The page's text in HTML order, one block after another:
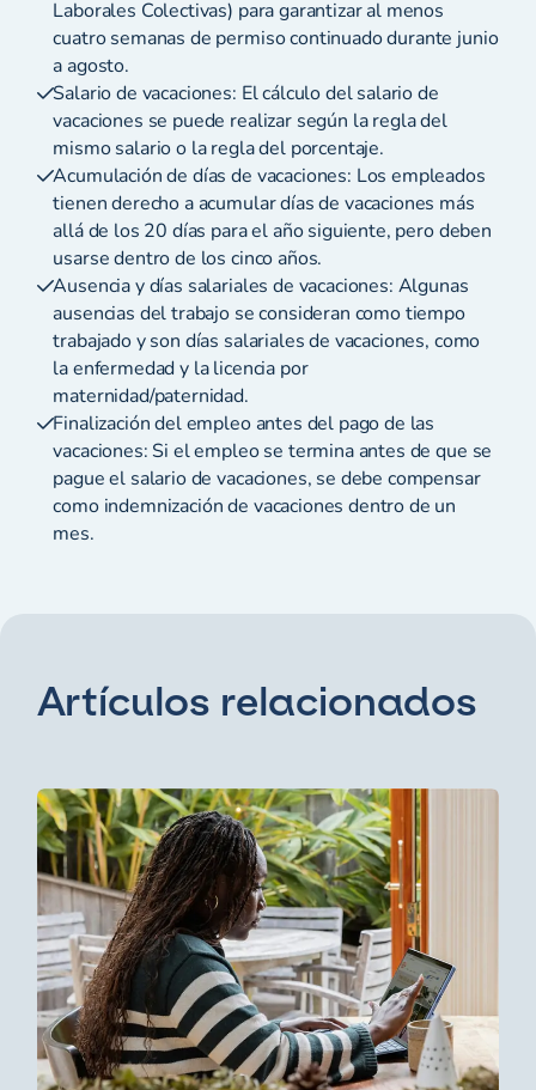
Laborales Colectivas) para garantizar al menos
cuatro semanas de permiso continuado durante junio
a agosto.
Salario de vacaciones: El cálculo del salario de
vacaciones se puede realizar según la regla del
mismo salario o la regla del porcentaje.
Acumulación de días de vacaciones: Los empleados
tienen derecho a acumular días de vacaciones más
allá de los 20 días para el año siguiente, pero deben
usarse dentro de los cinco años.
Ausencia y días salariales de vacaciones: Algunas
ausencias del trabajo se consideran como tiempo
trabajado y son días salariales de vacaciones, como
la enfermedad y la licencia por
maternidad/paternidad.
Finalización del empleo antes del pago de las
vacaciones: Si el empleo se termina antes de que se
pague el salario de vacaciones, se debe compensar
como indemnización de vacaciones dentro de un
mes.
Artículos relacionados